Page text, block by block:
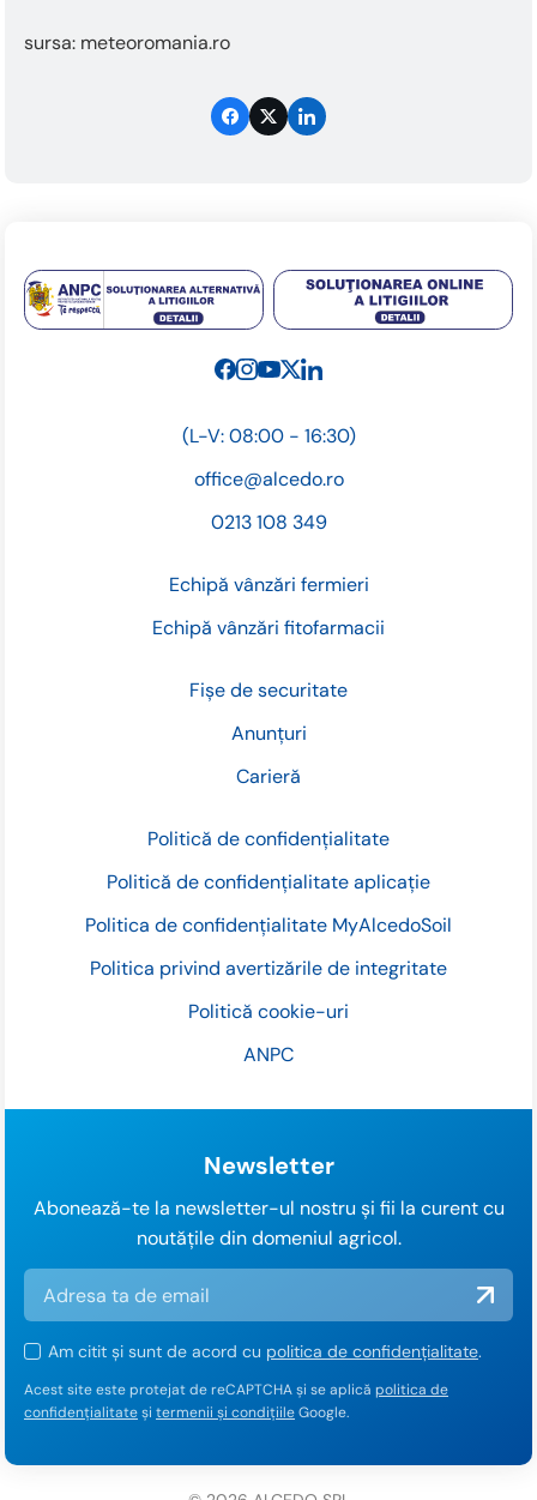
sursa: meteoromania.ro
Fișe de securitate
Anunțuri
Carieră
Politică de confidențialitate
Politică de confidențialitate aplicație
Politica de confidențialitate MyAlcedoSoil
Politica privind avertizările de integritate
Politică cookie-uri
ANPC
(L-V: 08:00 - 16:30)
office@alcedo.ro
0213 108 349
Echipă vânzări fermieri
Echipă vânzări fitofarmacii
Newsletter
Abonează-te la newsletter-ul nostru și fii la curent cu
noutățile din domeniul agricol.
Am citit și sunt de acord cu politica de confidențialitate.
Acest site este protejat de reCAPTCHA și se aplică politica de
confidențialitateși termenii și condițiileGoogle.